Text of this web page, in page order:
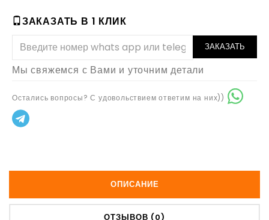
ЗАКАЗАТЬ В 1 КЛИК
ЗАКАЗАТЬ
Мы свяжемся с Вами и уточним детали
Остались вопросы? С удовольствием ответим на них))
ОПИСАНИЕ
ОТЗЫВОВ (0)